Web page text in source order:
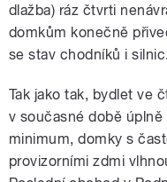
dlažba) ráz čtvrti
domkům konečně
se stav chodníků i silnic.
Tak jako tak, bydlet ve
v současné době
minimum, domky s
provizorními zdmi